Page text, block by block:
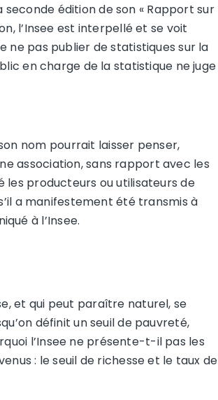
édition de son « Rapport sur
l’Insee est interpellé et se voit
ne pas publier de statistiques sur la
en charge de la statistique ne juge
nom pourrait laisser penser,
association, sans rapport avec les
producteurs ou utilisateurs de
a manifestement été transmis à
à l’Insee.
et qui peut paraître naturel, se
définit un seuil de pauvreté,
l’Insee ne présente-t-il pas les
: le seuil de richesse et le taux de